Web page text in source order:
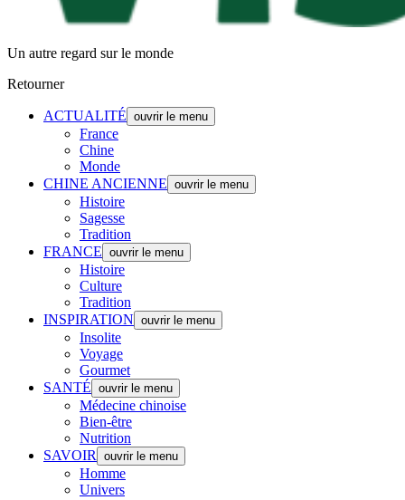
Un autre regard sur le monde
Retourner
ACTUALITÉ ouvrir le menu
France
Chine
Monde
CHINE ANCIENNE ouvrir le menu
Histoire
Sagesse
Tradition
FRANCE ouvrir le menu
Histoire
Culture
Tradition
INSPIRATION ouvrir le menu
Insolite
Voyage
Gourmet
SANTÉ ouvrir le menu
Médecine chinoise
Bien-être
Nutrition
SAVOIR
ouvrir le menu
Homme
Univers